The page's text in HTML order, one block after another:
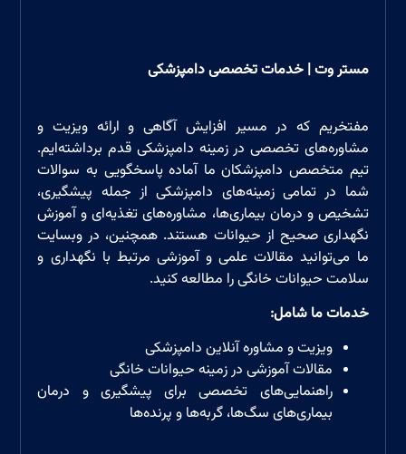
مستر وت | خدمات تخصصی دامپزشکی
مفتخریم که در مسیر افزایش آگاهی و ارائه ویزیت و
مشاوره‌های تخصصی در زمینه دامپزشکی قدم برداشته‌ایم.
تیم متخصص دامپزشکان ما آماده پاسخگویی به سوالات
شما در تمامی زمینه‌های دامپزشکی از جمله پیشگیری،
تشخیص و درمان بیماری‌ها، مشاوره‌های تغذیه‌ای و آموزش
نگهداری صحیح از حیوانات هستند. همچنین، در وبسایت
ما می‌توانید مقالات علمی و آموزشی مرتبط با نگهداری و
سلامت حیوانات خانگی را مطالعه کنید.
خدمات ما شامل:
ویزیت و مشاوره آنلاین دامپزشکی
مقالات آموزشی در زمینه حیوانات خانگی
راهنمایی‌های تخصصی برای پیشگیری و درمان
بیماری‌های سگ‌ها، گربه‌ها و پرند‌ه‌ها